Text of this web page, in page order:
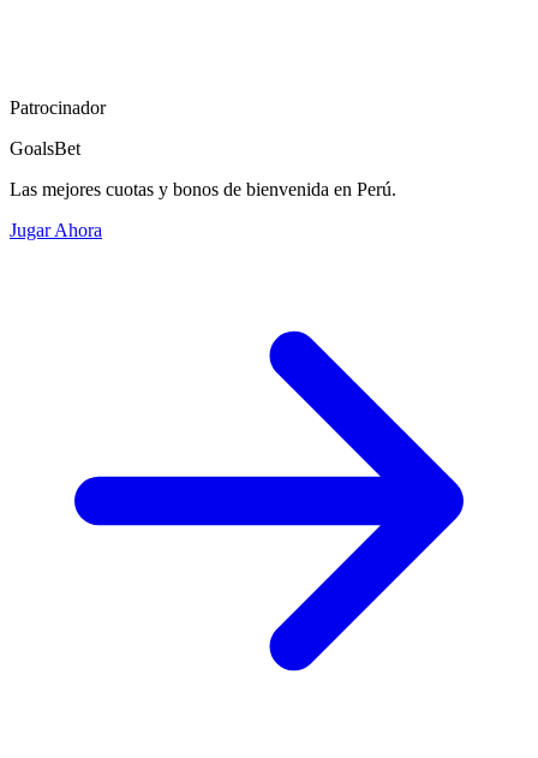
Patrocinador
GoalsBet
Las mejores cuotas y bonos de bienvenida en Perú.
Jugar Ahora